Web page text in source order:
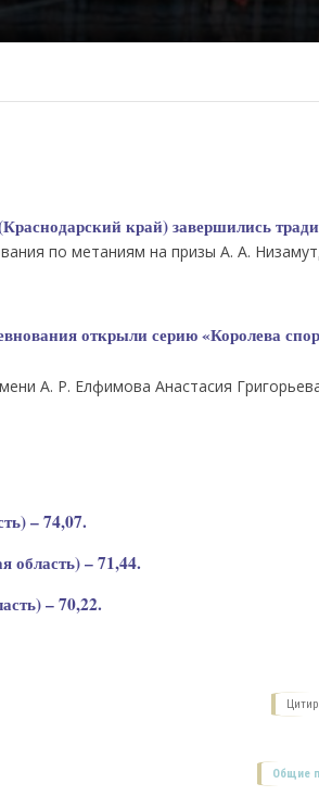
край) завершились
по метаниям на призы А. А.
открыли серию «Королева
А. Р. Елфимова Анастасия
– 74,07.
область) – 71,44.
– 70,22.
Общие